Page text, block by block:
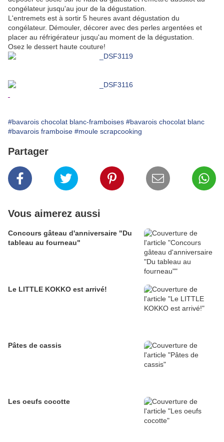
congélateur jusqu'au jour de la dégustation.
L'entremets est à sortir 5 heures avant dégustation du
congélateur. Démouler, décorer avec des perles argentées et
placer au réfrigérateur jusqu'au moment de la dégustation.
Osez le dessert haute couture!
#bavarois chocolat blanc-framboises #bavarois chocolat blanc
#bavarois framboise #moule scrapcooking
Partager
Vous aimerez aussi
Concours gâteau d'anniversaire "Du
tableau au fourneau"
Le LITTLE KOKKO est arrivé!
Pâtes de cassis
Les oeufs cocotte